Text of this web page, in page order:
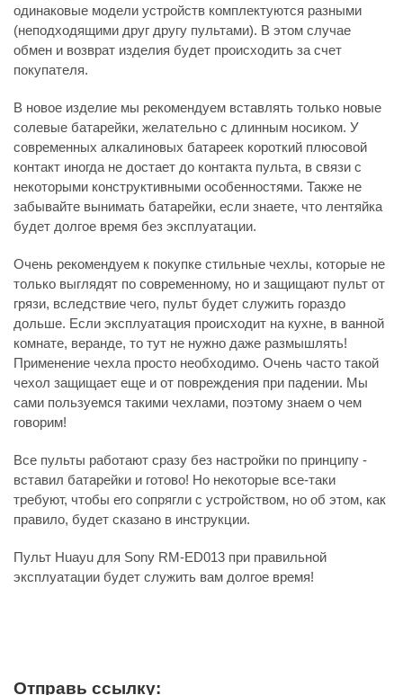
одинаковые модели устройств комплектуются разными
(неподходящими друг другу пультами). В этом случае
обмен и возврат изделия будет происходить за счет
покупателя.
В новое изделие мы рекомендуем вставлять только новые
солевые батарейки, желательно с длинным носиком. У
современных алкалиновых батареек короткий плюсовой
контакт иногда не достает до контакта пульта, в связи с
некоторыми конструктивными особенностями. Также не
забывайте вынимать батарейки, если знаете, что лентяйка
будет долгое время без эксплуатации.
Очень рекомендуем к покупке стильные чехлы, которые не
только выглядят по современному, но и защищают пульт от
грязи, вследствие чего, пульт будет служить гораздо
дольше. Если эксплуатация происходит на кухне, в ванной
комнате, веранде, то тут не нужно даже размышлять!
Применение чехла просто необходимо. Очень часто такой
чехол защищает еще и от повреждения при падении. Мы
сами пользуемся такими чехлами, поэтому знаем о чем
говорим!
Все пульты работают сразу без настройки по принципу -
вставил батарейки и готово! Но некоторые все-таки
требуют, чтобы его сопрягли с устройством, но об этом, как
правило, будет сказано в инструкции.
Пульт Huayu для Sony RM-ED013 при правильной
эксплуатации будет служить вам долгое время!
Отправь ссылку: